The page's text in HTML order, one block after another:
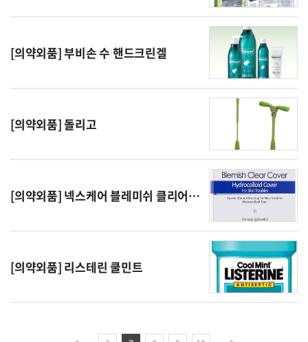
[의약외품] 부비손 수 핸드크린겔
[의약외품] 돌리고
[의약외품] 넥스케어 블레미쉬 클리어 커버
[의약외품] 리스테린 쿨민트